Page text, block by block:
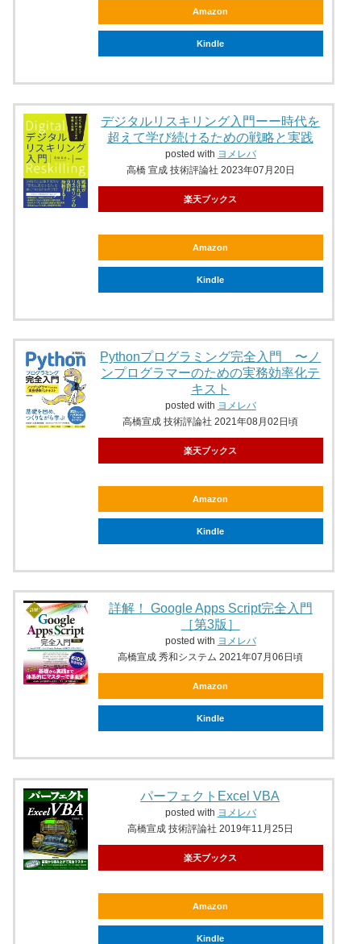
Amazon
Kindle
デジタルリスキリング入門ーー時代を
超えて学び続けるための戦略と実践
posted with ヨメレバ
高橋 宣成 技術評論社 2023年07月20日
楽天ブックス
Amazon
Kindle
Pythonプログラミング完全入門 〜ノ
ンプログラマーのための実務効率化テ
キスト
posted with ヨメレバ
高橋宣成 技術評論社 2021年08月02日頃
楽天ブックス
Amazon
Kindle
詳解！ Google Apps Script完全入門
［第3版］
posted with ヨメレバ
高橋宣成 秀和システム 2021年07月06日頃
Amazon
Kindle
パーフェクトExcel VBA
posted with ヨメレバ
高橋宣成 技術評論社 2019年11月25日
楽天ブックス
Amazon
Kindle